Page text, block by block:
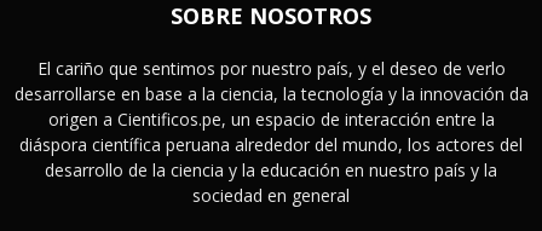
SOBRE NOSOTROS
El cariño que sentimos por nuestro país, y el deseo de verlo
desarrollarse en base a la ciencia, la tecnología y la innovación da
origen a Cientificos.pe, un espacio de interacción entre la
diáspora científica peruana alrededor del mundo, los actores del
desarrollo de la ciencia y la educación en nuestro país y la
sociedad en general